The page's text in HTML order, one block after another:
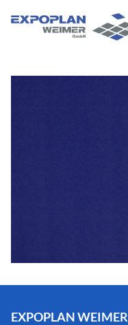
EXPOPLAN WEIMER